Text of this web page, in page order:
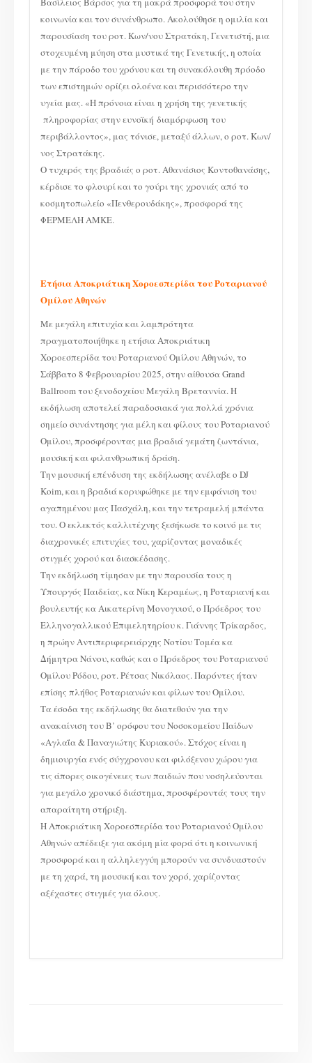
κοινωνία και τον συνάνθρωπο. Ακολούθησε η ομιλία και
παρουσίαση του ροτ. Κων/νου Στρατάκη, Γενετιστή, μια
στοχευμένη μύηση στα μυστικά της Γενετικής, η οποία
με την πάροδο του χρόνου και τη συνακόλουθη πρόοδο
των επιστημών ορίζει ολοένα και περισσότερο την
υγεία μας. «Η πρόνοια είναι η χρήση της γενετικής
πληροφορίας στην ευνοϊκή διαμόρφωση του
περιβάλλοντος», μας τόνισε, μεταξύ άλλων, ο ροτ. Κων/
νος Στρατάκης.
Ο τυχερός της βραδιάς ο ροτ. Αθανάσιος Κοντοθανάσης,
κέρδισε το φλουρί και το γούρι της χρονιάς από το
κοσμητοπωλείο «Πενθερουδάκης», προσφορά της
ΦΕΡΜΕΛΗ ΑΜΚΕ.
Ετήσια Αποκριάτικη Χοροεσπερίδα του Ροταριανού
Ομίλου Αθηνών
Με μεγάλη επιτυχία και λαμπρότητα
πραγματοποιήθηκε η ετήσια Αποκριάτικη
Χοροεσπερίδα του Ροταριανού Ομίλου Αθηνών, το
Σάββατο 8 Φεβρουαρίου 2025, στην αίθουσα Grand
Ballroom του ξενοδοχείου Μεγάλη Βρεταννία. Η
εκδήλωση αποτελεί παραδοσιακά για πολλά χρόνια
σημείο συνάντησης για μέλη και φίλους του Ροταριανού
Ομίλου, προσφέροντας μια βραδιά γεμάτη ζωντάνια,
μουσική και φιλανθρωπική δράση.
Την μουσική επένδυση της εκδήλωσης ανέλαβε ο DJ
Koim, και η βραδιά κορυφώθηκε με την εμφάνιση του
αγαπημένου μας Πασχάλη, και την τετραμελή μπάντα
του. Ο εκλεκτός καλλιτέχνης ξεσήκωσε το κοινό με τις
διαχρονικές επιτυχίες του, χαρίζοντας μοναδικές
στιγμές χορού και διασκέδασης.
Την εκδήλωση τίμησαν με την παρουσία τους η
Υπουργός Παιδείας, κα Νίκη Κεραμέως, η Ροταριανή και
βουλευτής κα Αικατερίνη Μονογυιού, ο Πρόεδρος του
Ελληνογαλλικού Επιμελητηρίου κ. Γιάννης Τρίκαρδος,
η πρώην Αντιπεριφερειάρχης Νοτίου Τομέα κα
Δήμητρα Νάνου, καθώς και ο Πρόεδρος του Ροταριανού
Ομίλου Ρόδου, ροτ. Ρέτσας Νικόλαος. Παρόντες ήταν
επίσης πλήθος Ροταριανών και φίλων του Ομίλου.
Τα έσοδα της εκδήλωσης θα διατεθούν για την
ανακαίνιση του Β’ ορόφου του Νοσοκομείου Παίδων
«Αγλαΐα & Παναγιώτης Κυριακού». Στόχος είναι η
δημιουργία ενός σύγχρονου και φιλόξενου χώρου για
τις άπορες οικογένειες των παιδιών που νοσηλεύονται
για μεγάλο χρονικό διάστημα, προσφέροντάς τους την
απαραίτητη στήριξη.
Η Αποκριάτικη Χοροεσπερίδα του Ροταριανού Ομίλου
Αθηνών απέδειξε για ακόμη μία φορά ότι η κοινωνική
προσφορά και η αλληλεγγύη μπορούν να συνδυαστούν
με τη χαρά, τη μουσική και τον χορό, χαρίζοντας
αξέχαστες στιγμές για όλους.